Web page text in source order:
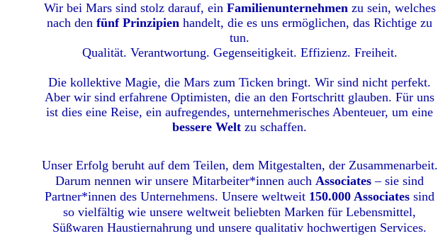
Wir bei Mars sind stolz darauf, ein Familienunternehmenzu sein, welches
nach den fünf Prinzipien handelt, die es uns ermöglichen, das Richtige zu
tun.
Qualität. Verantwortung. Gegenseitigkeit. Effizienz. Freiheit.
Die kollektive Magie, die Mars zum Ticken bringt. Wir sind nicht perfekt.
Aber wir sind erfahrene Optimisten, die an den Fortschritt glauben. Für uns
ist dies eine Reise, ein aufregendes, unternehmerisches Abenteuer, um eine
bessere Welt zu schaffen.
Unser Erfolg beruht auf dem Teilen, dem Mitgestalten, der Zusammenarbeit.
Darum nennen wir unsere Mitarbeiter*innen auch Associates – sie sind
Partner*innen des Unternehmens. Unsere weltweit 150.000 Associates sind
so vielfältig wie unsere weltweit beliebten Marken für Lebensmittel,
Süßwaren Haustiernahrung und unsere qualitativ hochwertigen Services.